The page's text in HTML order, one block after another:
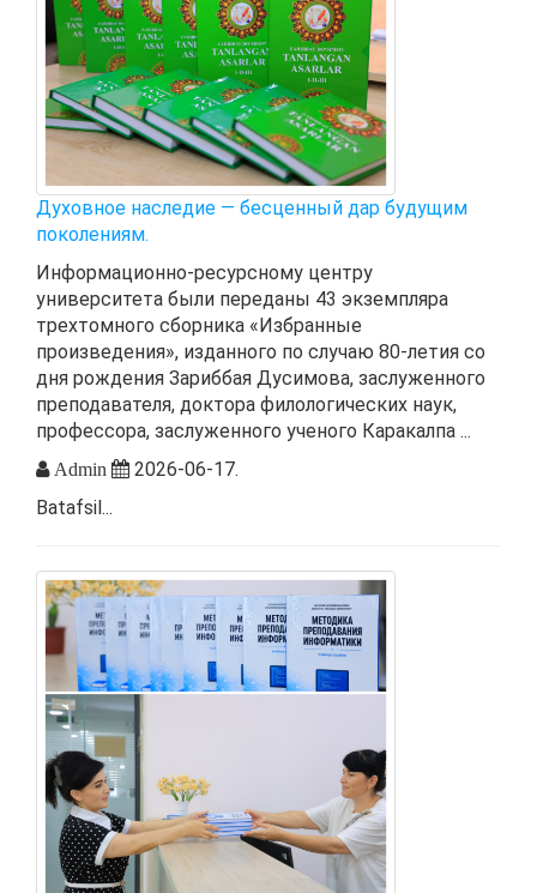
Духовное наследие — бесценный дар будущим
поколениям.
Информационно-ресурсному центру
университета были переданы 43 экземпляра
трехтомного сборника «Избранные
произведения», изданного по случаю 80-летия со
дня рождения Зариббая Дусимова, заслуженного
преподавателя, доктора филологических наук,
профессора, заслуженного ученого Каракалпа ...
Admin
2026-06-17.
Batafsil...